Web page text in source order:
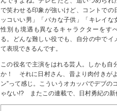
で笑わせる印象が強いけど、コントでの
ッコいい男」「バカな子供」「キレイな
性別も境遇も異なるキャラクターをす
る。どんな難しい役でも、自分の中でイ
て表現できるんです。
この役名で主演をはれる芸人。しかも
か！ それに日村さん、昔より肉付きが
ン”って感じ。こういうオカッパでデブ
ゃない!? またこの連載で、日村勇紀の新